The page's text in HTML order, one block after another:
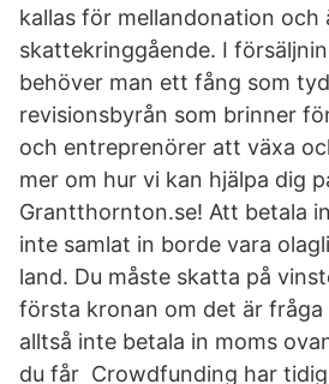
kallas för mellandonation och
skattekringgående. I
behöver man ett fång som
revisionsbyrån som brinner
och entreprenörer att växa
mer om hur vi kan hjälpa dig
Grantthornton.se! Att betala
inte samlat in borde vara
land. Du måste skatta på
första kronan om det är fråga
alltså inte betala in moms
du får Crowdfunding har